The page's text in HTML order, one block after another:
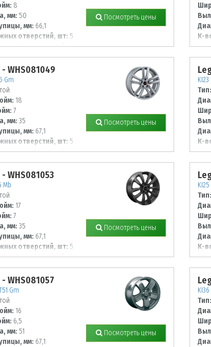
8
мм: 50
мм: 66,1
отверстий, шт: 5
отверстий, мм:
Посмотреть цены
К-
114,3
WHS081049
Gm
18
7
мм: 35
мм: 67,1
отверстий, шт: 5
отверстий, мм:
Посмотреть цены
Тип:
К-
114,3
WHS081053
Mb
17
7
мм: 35
мм: 67,1
отверстий, шт: 5
отверстий, мм:
Посмотреть цены
KI25
Тип:
К-
114,3
WHS081057
Gm
16
6,5
мм: 51
мм: 67,1
Посмотреть цены
Тип: